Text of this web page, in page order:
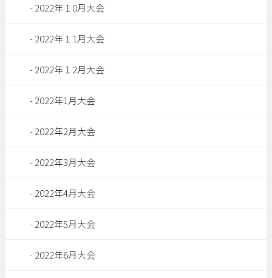
2022年１0月大会
2022年１1月大会
2022年１2月大会
2022年1月大会
2022年2月大会
2022年3月大会
2022年4月大会
2022年5月大会
2022年6月大会